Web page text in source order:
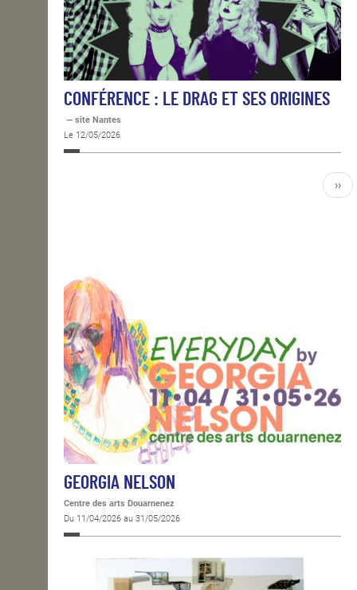
CONFÉRENCE : LE DRAG ET SES ORIGINES
— site Nantes
Le 12/05/2026
››
GEORGIA NELSON
Centre des arts Douarnenez
Du 11/04/2026 au 31/05/2026